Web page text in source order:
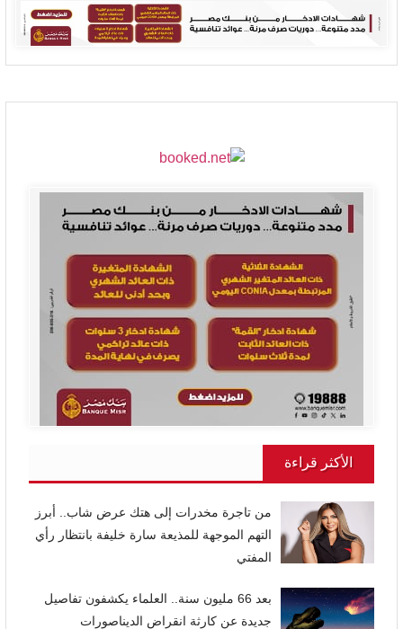
الأكثر قراءة
من تاجرة مخدرات إلى هتك عرض شاب.. أبرز
التهم الموجهة للمذيعة سارة خليفة بانتظار رأي
المفتي
بعد 66 مليون سنة.. العلماء يكشفون تفاصيل
جديدة عن كارثة انقراض الديناصورات